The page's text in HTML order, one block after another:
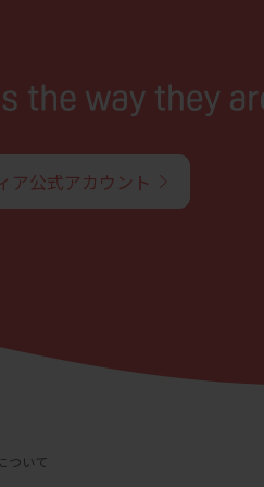
ア公式アカウント
ついて